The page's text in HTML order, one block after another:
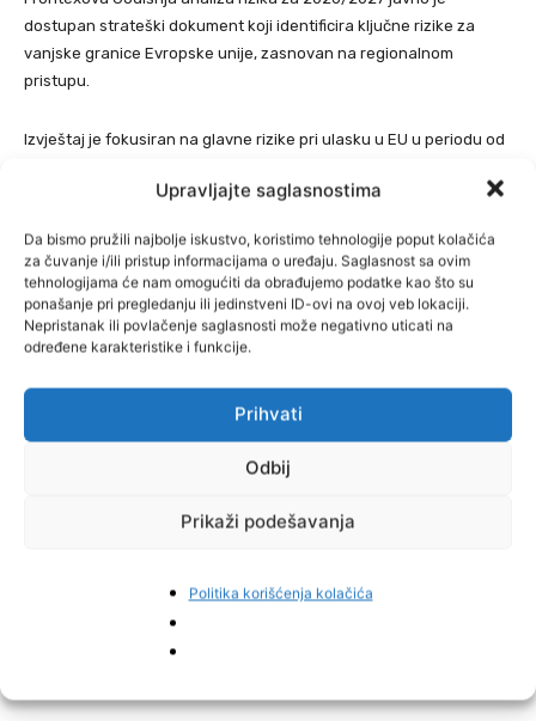
Upravljajte saglasnostima
Da bismo pružili najbolje iskustvo, koristimo tehnologije poput kolačića
za čuvanje i/ili pristup informacijama o uređaju. Saglasnost sa ovim
tehnologijama će nam omogućiti da obrađujemo podatke kao što su
ponašanje pri pregledanju ili jedinstveni ID-ovi na ovoj veb lokaciji.
Nepristanak ili povlačenje saglasnosti može negativno uticati na
određene karakteristike i funkcije.
Prihvati
Odbij
Prikaži podešavanja
Politika korišćenja kolačića
dostupan strateški dokument koji identificira ključne rizike za
vanjske granice Evropske unije, zasnovan na regionalnom
pristupu.
Izvještaj je fokusiran na glavne rizike pri ulasku u EU u periodu od
obuhvata migracijske tokove, prekogranični kriminal, hibridne
vanjskim granicama EU, piše BHRT.